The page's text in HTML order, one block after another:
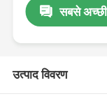
सबसे
उत्पाद विवरण